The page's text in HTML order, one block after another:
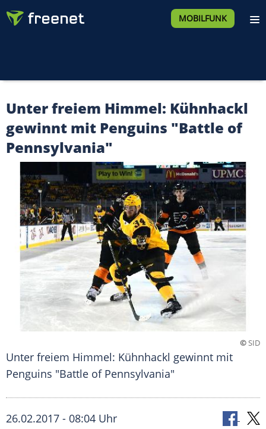
MOBILFUNK
Unter freiem Himmel: Kühnhackl
gewinnt mit Penguins "Battle of
Pennsylvania"
©SID
Unter freiem Himmel: Kühnhackl gewinnt mit
Penguins "Battle of Pennsylvania"
26.02.2017 - 08:04 Uhr